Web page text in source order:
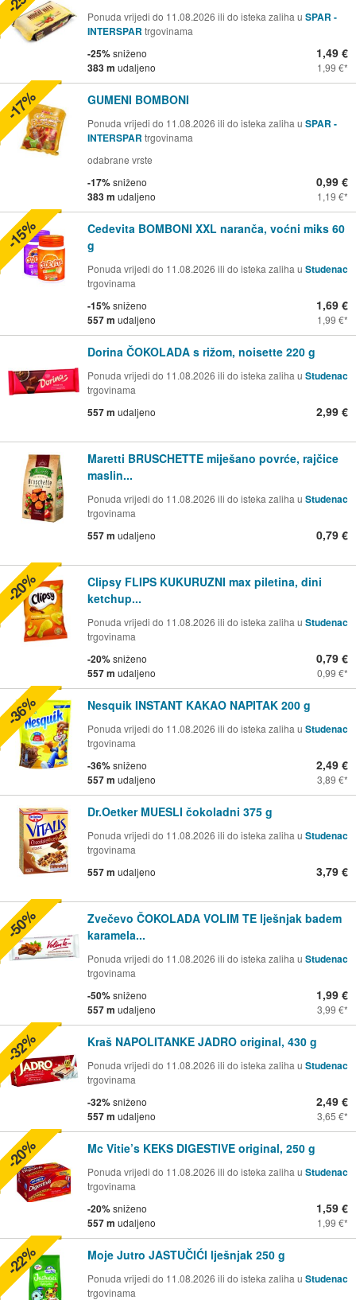
Ponuda vrijedi do 11.08.2026 ili do isteka zaliha u SPAR -
INTERSPAR trgovinama
-25%sniženo
383 m udaljeno
1,49 €
1,99 €
GUMENI BOMBONI
Ponuda vrijedi do 11.08.2026 ili do isteka zaliha u SPAR -
INTERSPAR trgovinama
odabrane vrste
-17%sniženo
383 m udaljeno
0,99 €
1,19 €
-17%
Cedevita BOMBONI XXL naranča, voćni miks 60
g
Ponuda vrijedi do 11.08.2026 ili do isteka zaliha u Studenac
trgovinama
-15%sniženo
557 m udaljeno
1,69 €
1,99 €
-15%
Dorina ČOKOLADA s rižom, noisette 220 g
Ponuda vrijedi do 11.08.2026 ili do isteka zaliha u Studenac
trgovinama
557 m udaljeno 2,99 €
Maretti BRUSCHETTE miješano povrće, rajčice
maslin...
Ponuda vrijedi do 11.08.2026 ili do isteka zaliha u Studenac
trgovinama
557 m udaljeno 0,79 €
Clipsy FLIPS KUKURUZNI max piletina, dini
ketchup...
Ponuda vrijedi do 11.08.2026 ili do isteka zaliha u Studenac
trgovinama
-20%sniženo
557 m udaljeno
0,79 €
0,99 €
-20%
Nesquik INSTANT KAKAO NAPITAK 200 g
Ponuda vrijedi do 11.08.2026 ili do isteka zaliha u Studenac
trgovinama
-36%sniženo
557 m udaljeno
2,49 €
3,89 €
-36%
Dr.Oetker MUESLI čokoladni 375 g
Ponuda vrijedi do 11.08.2026 ili do isteka zaliha u Studenac
trgovinama
557 m udaljeno 3,79 €
Zvečevo ČOKOLADA VOLIM TE lješnjak badem
karamela...
Ponuda vrijedi do 11.08.2026 ili do isteka zaliha u Studenac
trgovinama
-50%sniženo
557 m udaljeno
1,99 €
3,99 €
-50%
Kraš NAPOLITANKE JADRO original, 430 g
Ponuda vrijedi do 11.08.2026 ili do isteka zaliha u Studenac
trgovinama
-32%sniženo
557 m udaljeno
2,49 €
3,65 €
-32%
Mc Vitie’s KEKS DIGESTIVE original, 250 g
Ponuda vrijedi do 11.08.2026 ili do isteka zaliha u Studenac
trgovinama
-20%sniženo
557 m udaljeno
1,59 €
1,99 €
-20%
Moje Jutro JASTUČIĆI lješnjak 250 g
Ponuda vrijedi do 11.08.2026 ili do isteka zaliha u Studenac
trgovinama
-22%